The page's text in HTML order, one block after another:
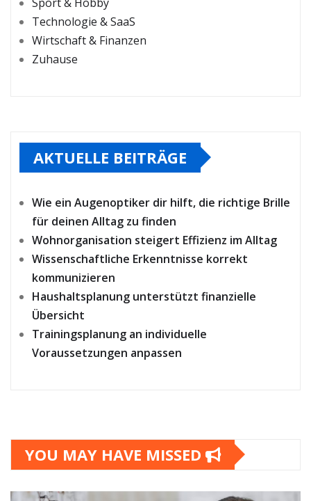
Technologie & SaaS
Wirtschaft & Finanzen
Zuhause
AKTUELLE BEITRÄGE
Wie ein Augenoptiker dir hilft, die richtige Brille
für deinen Alltag zu finden
Wohnorganisation steigert Effizienz im Alltag
Wissenschaftliche Erkenntnisse korrekt
kommunizieren
Haushaltsplanung unterstützt finanzielle
Übersicht
Trainingsplanung an individuelle
Voraussetzungen anpassen
YOU MAY HAVE MISSED